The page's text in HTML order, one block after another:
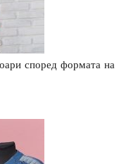
според формата на